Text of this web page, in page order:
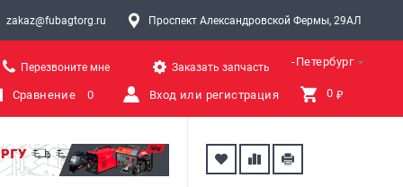
zakaz@fubagtorg.ru Проспект Александровской Фермы, 29АЛ
Санкт-Петербург
Перезвоните мне Заказать запчасть
Сравнение 0 Вход или регистрация 0 ₽